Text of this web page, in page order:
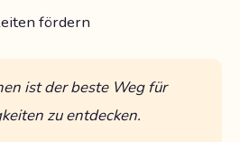
fördern
ist der beste Weg für
zu entdecken.